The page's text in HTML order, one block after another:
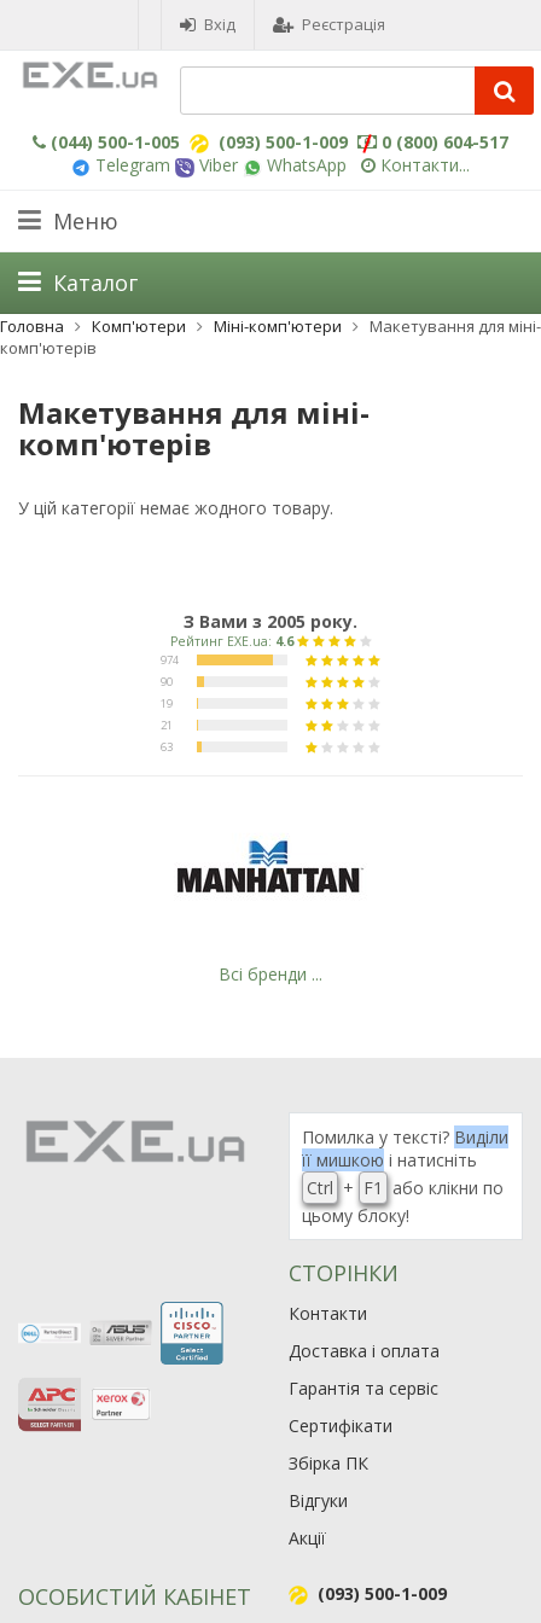
Вхід Реєстрація
(044) 500-1-005 (093) 500-1-009
0 (800) 604-517
Telegram
Viber WhatsApp Контакти...
Меню
Головна Комп'ютери Міні-комп'ютери
Макетування для міні-
комп'ютерів
Макетування для міні-
комп'ютерів
У цій категорії немає жодного товару.
Каталог
З Вами з 2005 року.
Рейтинг EXE.ua:
974
21
Всі бренди ...
Помилка у тексті? Виділи
її мишкою і натисніть
Ctrl + F1
або клікни по
цьому блоку!
СТОРІНКИ
Контакти
Доставка і оплата
Гарантія та сервіс
Сертифікати
Збірка ПК
Відгуки
Акції
ОСОБИСТИЙ КАБІНЕТ
(093) 500-1-009